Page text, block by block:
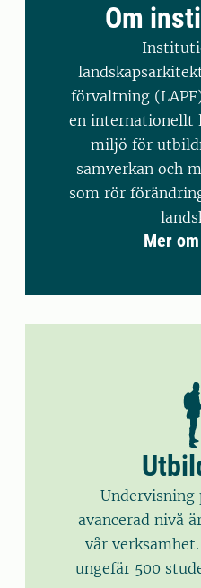
Om
förvaltning
en internationellt
miljö för
samverkan och
som rör
Mer
avancerad nivå
vår
ungefär 500